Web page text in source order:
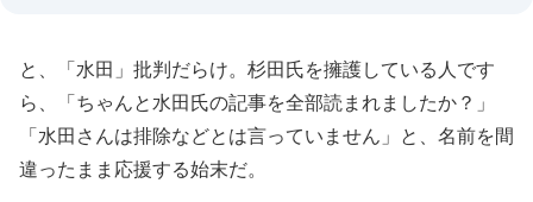
と、「水田」批判だらけ。杉田氏を擁護している人です
ら、「ちゃんと水田氏の記事を全部読まれましたか？」
「水田さんは排除などとは言っていません」と、名前を間
違ったまま応援する始末だ。